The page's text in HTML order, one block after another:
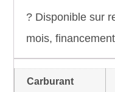
? Disponible sur
mois,
Carburant